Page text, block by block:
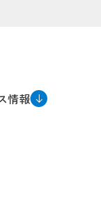
情報